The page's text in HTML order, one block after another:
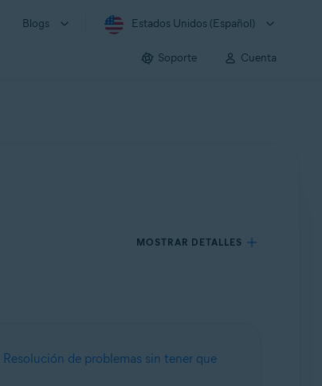
Blogs Estados Unidos (Español)
Soporte Cuenta
MOSTRAR DETALLES
Resolución de problemas sin tener que